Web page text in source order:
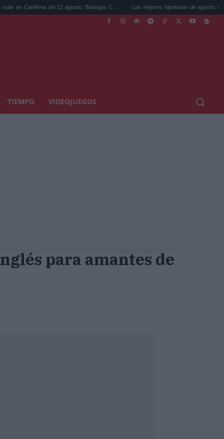
del 12 agosto: Bodegas C... Las mejores hipotecas de agosto: el TAE más
TIEMPO VIDEOJUEGOS
para amantes de